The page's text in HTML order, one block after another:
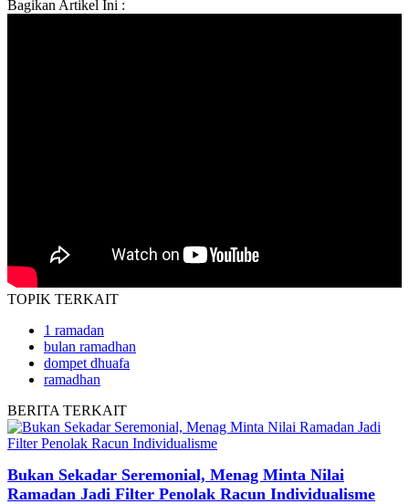
Bagikan Artikel Ini :
TOPIK TERKAIT
1 ramadan
bulan ramadhan
dompet dhuafa
ramadhan
BERITA TERKAIT
Bukan Sekadar Seremonial, Menag Minta Nilai
Ramadan Jadi Filter Penolak Racun Individualisme